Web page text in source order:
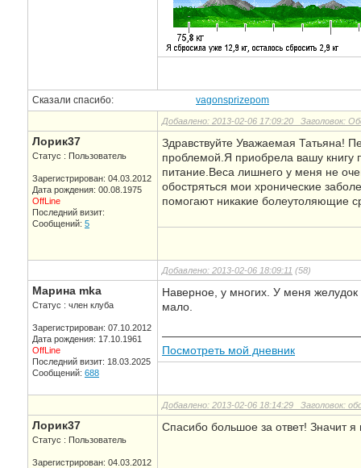
Сказали спасибо: vagonsprizepom
Добавлено: 2013-02-06 17:09:20 Заголовок:
Лорик37
Статус : Пользователь
Зарегистрирован: 04.03.2012
Дата рождения: 00.08.1975
OffLine
Последний визит:
Сообщений: 5
Здравствуйте Уважаемая Татьяна!
проблемой.Я приобрела вашу книгу
питание.Веса лишнего у меня не
обостряться мои хронические
помогают никакие болеутоляющие
Добавлено: 2013-02-06 18:09:11 (58)
Марина mka
Статус : член клуба
Зарегистрирован: 07.10.2012
Дата рождения: 17.10.1961
OffLine
Последний визит: 18.03.2025
Сообщений: 688
Наверное, у многих. У меня
мало.
Посмотреть мой дневник
Добавлено: 2013-02-06 18:14:29 Заголовок:
Лорик37
Статус : Пользователь
Зарегистрирован: 04.03.2012
Спасибо большое за ответ! Значит я